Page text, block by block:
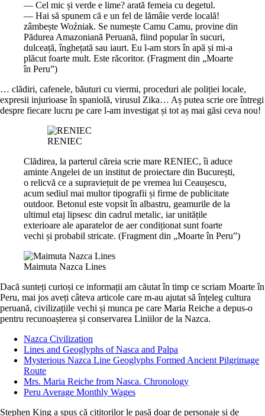
— Cel mic și verde e lime? arată femeia cu degetul.
— Hai să spunem că e un fel de lămâie verde locală!
zâmbește Woźniak. Se numește Camu Camu, provine din
Pădurea Amazoniană Peruană, fiind popular în sucuri,
dulceață, înghețată sau iaurt. Eu l-am stors în apă și mi-a
plăcut foarte mult. Este răcoritor. (Fragment din „Moarte
în Peru”)
… clădiri, cafenele, băuturi cu viermi, proceduri ale poliției locale,
expresii injurioase în spaniolă, virusul Zika… Aș putea scrie ore întregi
despre fiecare lucru pe care l-am investigat și tot aș mai găsi ceva nou!
RENIEC
Clădirea, la parterul căreia scrie mare RENIEC, îi aduce
aminte Angelei de un institut de proiectare din București,
o relicvă ce a supraviețuit de pe vremea lui Ceaușescu,
acum sediul mai multor tipografii și firme de publicitate
outdoor. Betonul este vopsit în albastru, geamurile de la
ultimul etaj lipsesc din cadrul metalic, iar unitățile
exterioare ale aparatelor de aer condiționat sunt foarte
vechi și probabil stricate. (Fragment din „Moarte în Peru”)
Maimuta Nazca Lines
Dacă sunteți curioși ce informații am căutat în timp ce scriam Moarte în
Peru, mai jos aveți câteva articole care m-au ajutat să înțeleg cultura
peruană, civilizațiile vechi și munca pe care Maria Reiche a depus-o
pentru recunoașterea și conservarea Liniilor de la Nazca.
Nazca Civilization
Lines and Geoglyphs of Nasca and Palpa
Mysterious Nazca Line Geoglyphs Formed Ancient Pilgrimage
Route
Mrs. Maria Reiche from Nasca. Chronology
Peru Average Monthly Wages
Stephen King a spus că cititorilor le pasă doar de personaje și de